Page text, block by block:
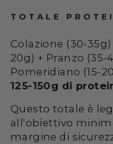
TOTALE
Colazione (30-
20g) + Pranzo
Pomeridiano (15-
125-150g di
Questo totale è
all'obiettivo
margine di